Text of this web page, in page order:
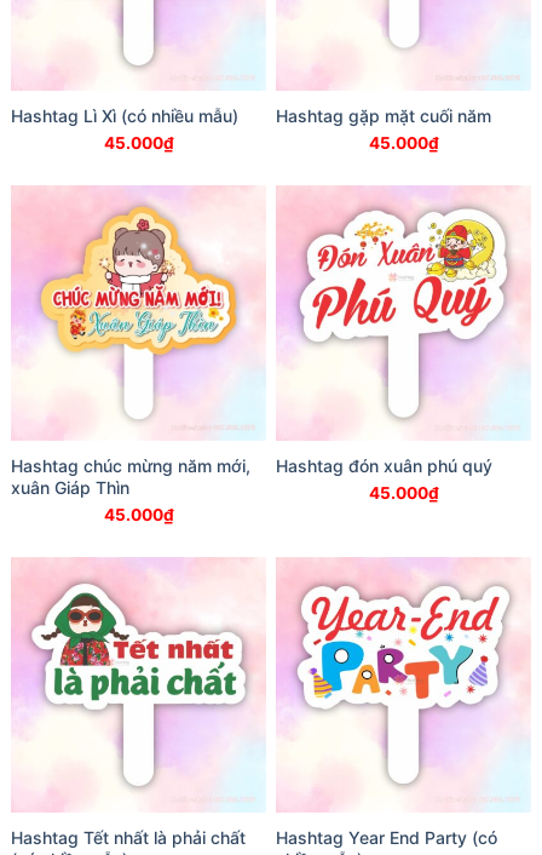
Hashtag Lì Xì (có nhiều mẫu)
45.000₫
Hashtag gặp mặt cuối năm
45.000₫
Hashtag chúc mừng năm mới,
xuân Giáp Thìn
45.000₫
Hashtag đón xuân phú quý
45.000₫
Hashtag Tết nhất là phải chất
Hashtag Year End Party (có